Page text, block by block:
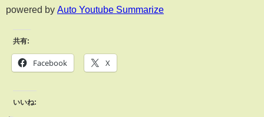
powered by Auto Youtube Summarize
共有:
Facebook X
いいね: